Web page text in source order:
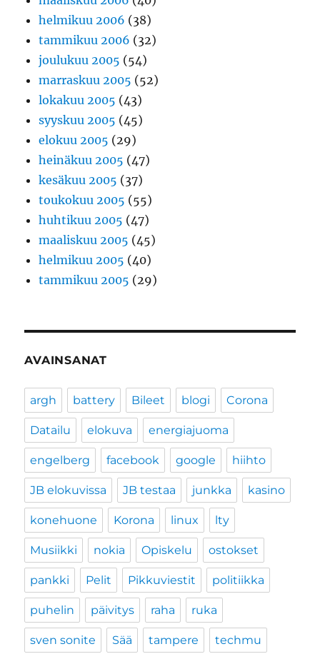
helmikuu 2006 (38)
tammikuu 2006 (32)
joulukuu 2005 (54)
marraskuu 2005 (52)
lokakuu 2005 (43)
syyskuu 2005 (45)
elokuu 2005 (29)
heinäkuu 2005 (47)
kesäkuu 2005 (37)
toukokuu 2005 (55)
huhtikuu 2005 (47)
maaliskuu 2005 (45)
helmikuu 2005 (40)
tammikuu 2005 (29)
AVAINSANAT
argh battery Bileet blogi Corona
Datailu elokuva energiajuoma
engelberg facebook google hiihto
JB elokuvissa JB testaa junkka kasino
konehuone Korona linux lty
Musiikki nokia Opiskelu ostokset
pankki Pelit Pikkuviestit politiikka
puhelin päivitys raha ruka
sven sonite Sää tampere techmu